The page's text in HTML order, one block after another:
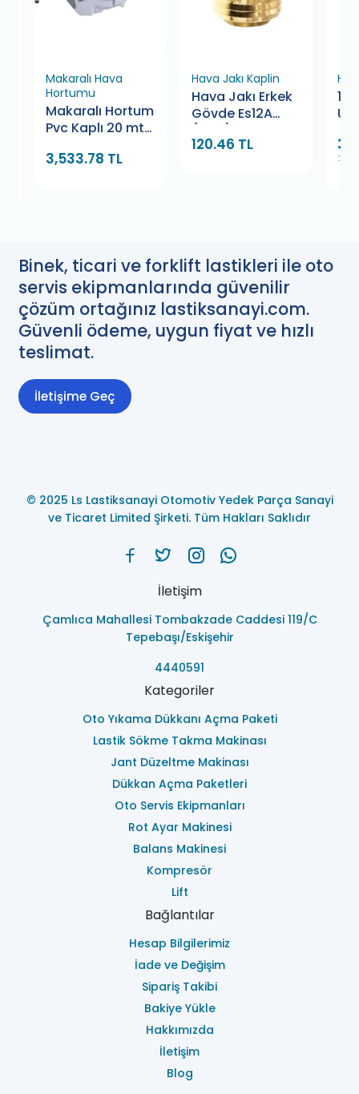
Makaralı Hava
Hortumu
Makaralı Hortum
Pvc Kaplı 20 mt.
3,533.78 TL
Hava Jakı Kaplin
Hava Jakı Erkek
Gövde Es12A
(Yerli)
120.46 TL
1/
Uç
TL
Binek, ticari ve forklift lastikleri ile oto
servis ekipmanlarında güvenilir
çözüm ortağınız lastiksanayi.com.
Güvenli ödeme, uygun fiyat ve hızlı
teslimat.
İletişime Geç
© 2025 Ls Lastiksanayi Otomotiv Yedek Parça Sanayi
ve Ticaret Limited Şirketi. Tüm Hakları Saklıdır
İletişim
Çamlıca Mahallesi Tombakzade Caddesi 119/C
Tepebaşı/Eskişehir
4440591
Kategoriler
Oto Yıkama Dükkanı Açma Paketi
Lastik Sökme Takma Makinası
Jant Düzeltme Makinası
Dükkan Açma Paketleri
Oto Servis Ekipmanları
Rot Ayar Makinesi
Balans Makinesi
Kompresör
Lift
Bağlantılar
Hesap Bilgilerimiz
İade ve Değişim
Sipariş Takibi
Bakiye Yükle
Hakkımızda
İletişim
Blog